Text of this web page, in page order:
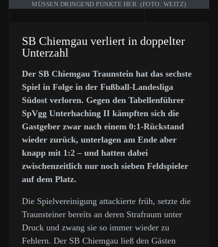
MÜSSEN DRINGEND PUNKTE HER. (FOTO: WEITZ)
SB Chiemgau verliert in doppelter
Unterzahl
Der SB Chiemgau Traunstein hat das sechste
Spiel in Folge in der Fußball-Landesliga
Südost verloren. Gegen den Tabellenführer
SpVgg Unterhaching II kämpften sich die
Gastgeber zwar nach einem 0:1-Rückstand
wieder zurück, unterlagen am Ende aber
knapp mit 1:2 – und hatten dabei
zwischenzeitlich nur noch sieben Feldspieler
auf dem Platz.
Die Spielvereinigung attackierte früh, setzte die
Traunsteiner bereits an deren Strafraum unter
Druck und zwang sie so immer wieder zu
Fehlern. Der SB Chiemgau ließ den Gästen